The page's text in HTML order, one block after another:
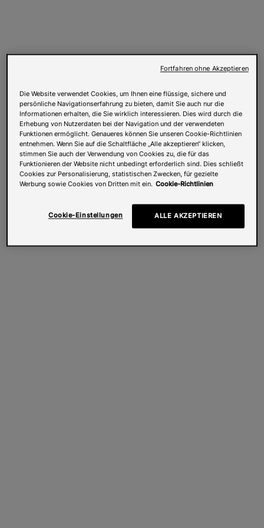
Die Website verwendet Cookies, um Ihnen eine flüssige, sichere und
persönliche Navigationserfahrung zu bieten, damit Sie auch nur die
Informationen erhalten, die Sie wirklich interessieren. Dies wird durch die
Erhebung von Nutzerdaten bei der Navigation und der verwendeten
Funktionen ermöglicht. Genaueres können Sie unseren Cookie-Richtlinien
entnehmen. Wenn Sie auf die Schaltfläche „Alle akzeptieren“ klicken,
stimmen Sie auch der Verwendung von Cookies zu, die für das
Funktionieren der Website nicht unbedingt erforderlich sind. Dies schließt
Cookies zur Personalisierung, statistischen Zwecken, für gezielte
Werbung sowie Cookies von Dritten mit ein. Cookie-Richtlinien
Cookie-Einstellungen ALLE AKZEPTIEREN
Fortfahren ohne Akzeptieren